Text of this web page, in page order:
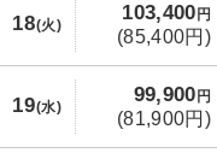
18(火)
103,400 円
(85,400円)
19(水)
99,900 円
(81,900円)